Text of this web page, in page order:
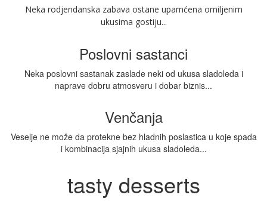
Neka rodjendanska zabava ostane upamćena omiljenim
ukusima gostiju...
Poslovni sastanci
Neka poslovni sastanak zaslade neki od ukusa sladoleda i
naprave dobru atmosveru i dobar biznis...
Venčanja
Veselje ne može da protekne bez hladnih poslastica u koje spada
i kombinacija sjajnih ukusa sladoleda...
tasty desserts